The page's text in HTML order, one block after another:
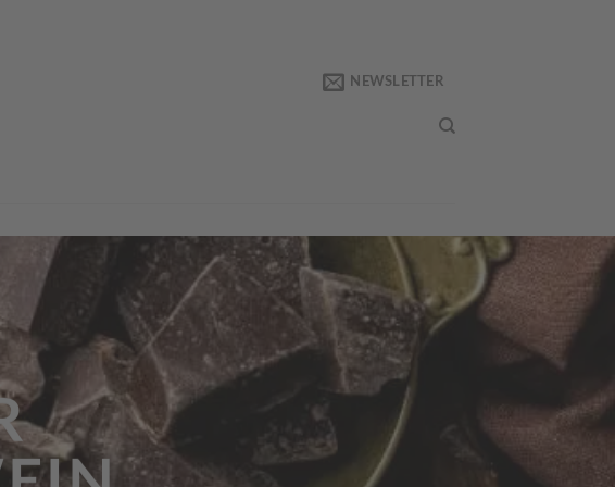
NEWSLETTER